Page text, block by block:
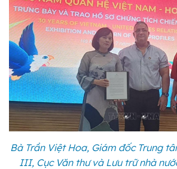
Bà Trần Việt Hoa, Giám đốc Trung
III, Cục Văn thư và Lưu trữ nhà